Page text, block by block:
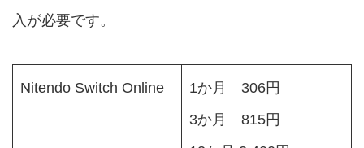
入が必要です。
Nitendo Switch Online
1か月 306円
3か月 815円